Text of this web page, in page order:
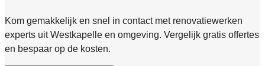
Kom gemakkelijk en snel in contact met renovatiewerken
experts uit Westkapelle en omgeving. Vergelijk gratis offertes
en bespaar op de kosten.